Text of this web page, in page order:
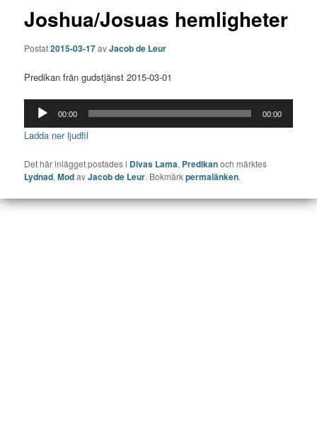
Joshua/Josuas hemligheter
Postat2015-03-17avJacob de Leur
Predikan från gudstjänst 2015-03-01
Ljudspelare
00:00 00:00
Ladda ner ljudfil
Det här inlägget postades i Divas Lama, Predikanoch märktes
Lydnad,ModavJacob de Leur. Bokmärkpermalänken.